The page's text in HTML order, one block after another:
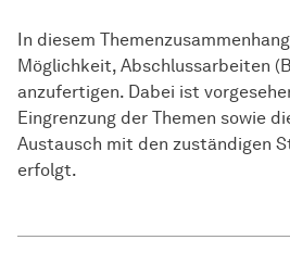
In diesem
Möglichkeit, Abschlussarbeiten
anzufertigen. Dabei ist
Eingrenzung der Themen sowie
Austausch mit den zuständigen
erfolgt.